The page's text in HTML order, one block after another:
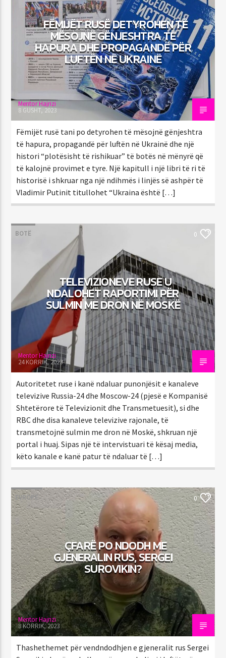
FËMIJËT RUSË DETYROHEN TË
MËSOJNË GËNJESHTRA TË
HAPURA DHE PROPAGANDË PËR
LUFTËN NË UKRAINË
Mentor Hajrizi
8 GUSHT, 2023
Fëmijët rusë tani po detyrohen të mësojnë gënjeshtra
të hapura, propagandë për luftën në Ukrainë dhe një
histori “plotësisht të rishikuar” të botës në mënyrë që
të kalojnë provimet e tyre. Një kapitull i një libri të ri të
historisë i shkruar nga një ndihmës i linjës së ashpër të
Vladimir Putinit titullohet “Ukraina është […]
BOTË 0
TELEVIZIONEVE RUSE U
NDALOHET RAPORTIMI PËR
SULMIN ME DRON NË MOSKË
Mentor Hajrizi
24 KORRIK, 2023
Autoritetet ruse i kanë ndaluar punonjësit e kanaleve
televizive Russia-24 dhe Moscow-24 (pjesë e Kompanisë
Shtetërore të Televizionit dhe Transmetuesit), si dhe
RBC dhe disa kanaleve televizive rajonale, të
transmetojnë sulmin me dron në Moskë, shkruan një
portal i huaj. Sipas një të intervistuari të kësaj media,
këto kanale e kanë patur të ndaluar të […]
EVROPË 0
ÇFARË PO NDODH ME
GJENERALIN RUS, SERGEI
SUROVIKIN?
Mentor Hajrizi
8 KORRIK, 2023
Thashethemet për vendndodhjen e gjeneralit rus Sergei